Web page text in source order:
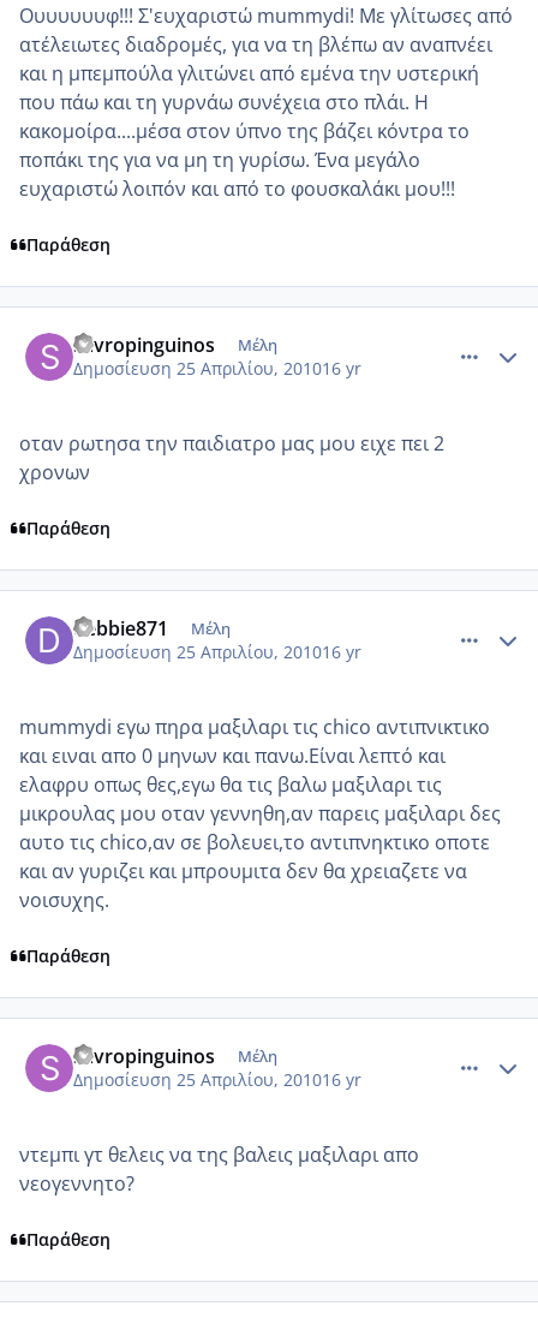
Ουυυυυυφ!!! Σ'ευχαριστώ mummydi! Με γλίτωσες από
ατέλειωτες διαδρομές, για να τη βλέπω αν αναπνέει
και η μπεμπούλα γλιτώνει από εμένα την υστερική
που πάω και τη γυρνάω συνέχεια στο πλάι. Η
κακομοίρα....μέσα στον ύπνο της βάζει κόντρα το
ποπάκι της για να μη τη γυρίσω. Ένα μεγάλο
ευχαριστώ λοιπόν και από το φουσκαλάκι μου!!!
Παράθεση
savropinguinos Μέλη
Δημοσίευση 25 Απριλίου, 201016 yr
οταν ρωτησα την παιδιατρο μας μου ειχε πει 2
χρονων
Παράθεση
debbie871 Μέλη
Δημοσίευση 25 Απριλίου, 201016 yr
mummydi εγω πηρα μαξιλαρι τις chico αντιπνικτικο
και ειναι απο 0 μηνων και πανω.Είναι λεπτό και
ελαφρυ οπως θες,εγω θα τις βαλω μαξιλαρι τις
μικρουλας μου οταν γεννηθη,αν παρεις μαξιλαρι δες
αυτο τις chico,αν σε βολευει,το αντιπνηκτικο οποτε
και αν γυριζει και μπρουμιτα δεν θα χρειαζετε να
νοισυχης.
Παράθεση
savropinguinos Μέλη
Δημοσίευση 25 Απριλίου, 201016 yr
ντεμπι γτ θελεις να της βαλεις μαξιλαρι απο
νεογεννητο?
Παράθεση